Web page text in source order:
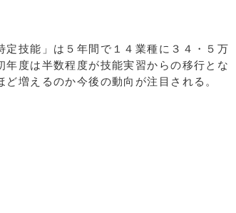
技能」は５年間で１４業種に３４・５万
度は半数程度が技能実習からの移行とな
増えるのか今後の動向が注目される。